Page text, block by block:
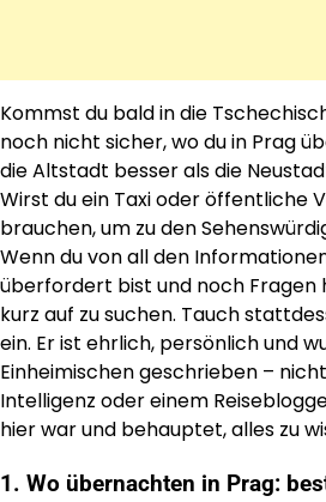
Kommst du bald in die
noch nicht sicher, wo du in Prag
die Altstadt besser als die
Wirst du ein Taxi oder öffentliche
brauchen, um zu den
Wenn du von all den
überfordert bist und noch Fragen
kurz auf zu suchen. Tauch
ein. Er ist ehrlich, persönlich und
Einheimischen geschrieben –
Intelligenz oder einem
hier war und behauptet, alles zu
1. Wo übernachten in Prag: